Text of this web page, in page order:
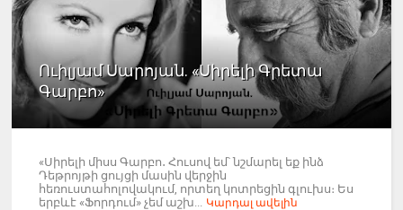
Ուիլյամ Սարոյան. «Սիրելի Գրետա
Գարբո»
«Սիրելի միսս Գարբո․ Հուսով եմ՝ նշմարել եք ինձ
Դեթրոյթի ցույցի մասին վերջին
հեռուստահոլովակում, որտեղ կոտրեցին գլուխս։ Ես
երբևէ «Ֆորդում» չեմ աշխ... Կարդալ ավելին